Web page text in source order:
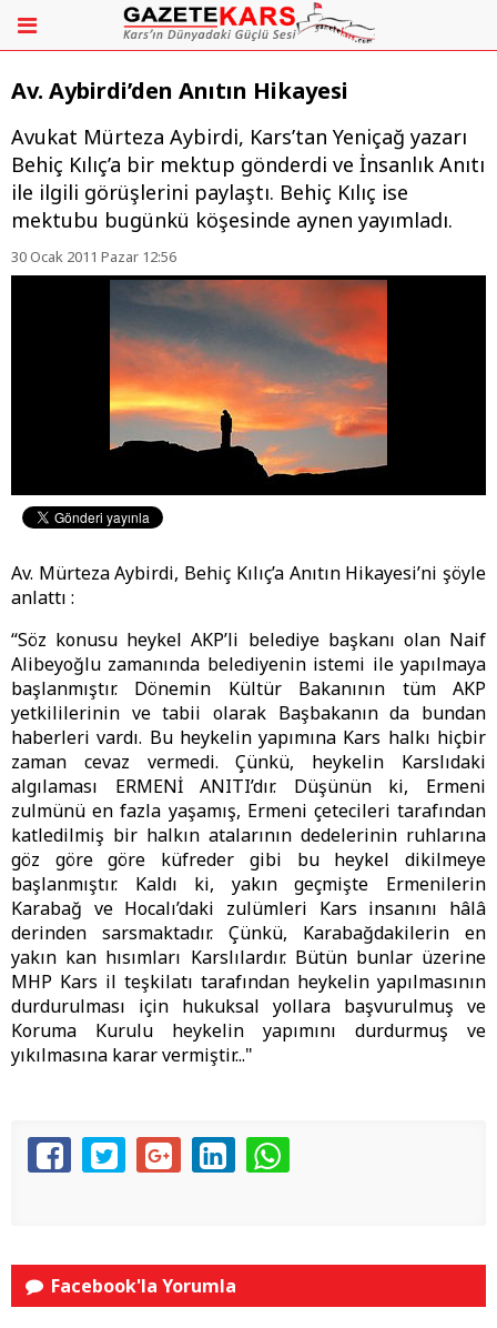
Av. Aybirdi’den Anıtın Hikayesi
Avukat Mürteza Aybirdi, Kars’tan Yeniçağ yazarı
Behiç Kılıç’a bir mektup gönderdi ve İnsanlık Anıtı
ile ilgili görüşlerini paylaştı. Behiç Kılıç ise
mektubu bugünkü köşesinde aynen yayımladı.
30 Ocak 2011 Pazar 12:56
Av. Mürteza Aybirdi, Behiç Kılıç’a Anıtın Hikayesi’ni şöyle
anlattı :
“Söz konusu heykel AKP’li belediye başkanı olan Naif
Alibeyoğlu zamanında belediyenin istemi ile yapılmaya
başlanmıştır. Dönemin Kültür Bakanının tüm AKP
yetkililerinin ve tabii olarak Başbakanın da bundan
haberleri vardı. Bu heykelin yapımına Kars halkı hiçbir
zaman cevaz vermedi. Çünkü, heykelin Karslıdaki
algılaması ERMENİ ANITI’dır. Düşünün ki, Ermeni
zulmünü en fazla yaşamış, Ermeni çetecileri tarafından
katledilmiş bir halkın atalarının dedelerinin ruhlarına
göz göre göre küfreder gibi bu heykel dikilmeye
başlanmıştır. Kaldı ki, yakın geçmişte Ermenilerin
Karabağ ve Hocalı’daki zulümleri Kars insanını hâlâ
derinden sarsmaktadır. Çünkü, Karabağdakilerin en
yakın kan hısımları Karslılardır. Bütün bunlar üzerine
MHP Kars il teşkilatı tarafından heykelin yapılmasının
durdurulması için hukuksal yollara başvurulmuş ve
Koruma Kurulu heykelin yapımını durdurmuş ve
yıkılmasına karar vermiştir..."
Facebook'la Yorumla